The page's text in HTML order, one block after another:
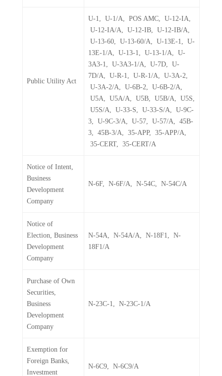
Public Utility Act
U-1, U-1/A, POS AMC, U-12-IA,
U-12-IA/A, U-12-IB, U-12-IB/A,
U-13-60, U-13-60/A, U-13E-1, U-
13E-1/A, U-13-1, U-13-1/A, U-
3A3-1, U-3A3-1/A, U-7D, U-
7D/A, U-R-1, U-R-1/A, U-3A-2,
U-3A-2/A, U-6B-2, U-6B-2/A,
U5A, U5A/A, U5B, U5B/A, U5S,
U5S/A, U-33-S, U-33-S/A, U-9C-
3, U-9C-3/A, U-57, U-57/A, 45B-
3, 45B-3/A, 35-APP, 35-APP/A,
35-CERT, 35-CERT/A
Notice of Intent,
Business
Development
Company
N-6F, N-6F/A, N-54C, N-54C/A
Notice of
Election, Business
Development
Company
N-54A, N-54A/A, N-18F1, N-
18F1/A
Purchase of Own
Securities,
Business
Development
Company
N-23C-1, N-23C-1/A
Exemption for
Foreign Banks,
Investment
N-6C9, N-6C9/A